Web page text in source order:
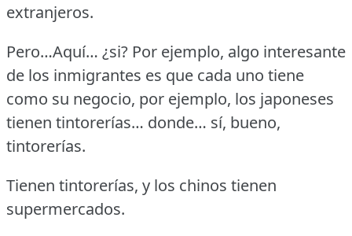
extranjeros.
Pero…Aquí… ¿si? Por ejemplo, algo interesante
de los inmigrantes es que cada uno tiene
como su negocio, por ejemplo, los japoneses
tienen tintorerías… donde… sí, bueno,
tintorerías.
Tienen tintorerías, y los chinos tienen
supermercados.